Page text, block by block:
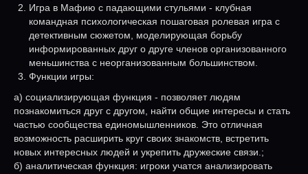
Игра в Мафию с падающими стульями - клубная
командная психологическая пошаговая ролевая игра с
детективным сюжетом, моделирующая борьбу
информированных друг о друге членов организованного
меньшинства с неорганизованным большинством.
Функции игры:
а) социализирующая функция - позволяет людям
познакомиться друг с другом, найти общие интересы и стать
частью сообщества единомышленников. Это отличная
возможность расширить круг своих знакомств, встретить
новых интересных людей и укрепить дружеские связи.;
б) аналитическая функция: игроки учатся анализировать